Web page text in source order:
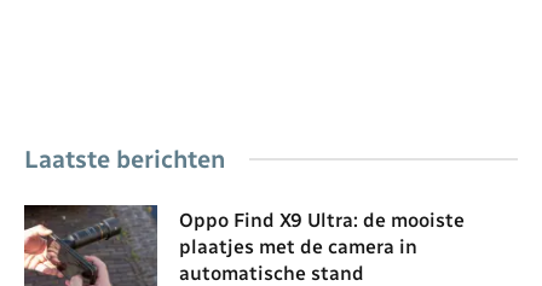
Laatste berichten
Oppo Find X9 Ultra: de mooiste
plaatjes met de camera in
automatische stand